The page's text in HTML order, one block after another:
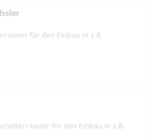
taster für den Einbau in z.B.
taster für den Einbau in z.B.